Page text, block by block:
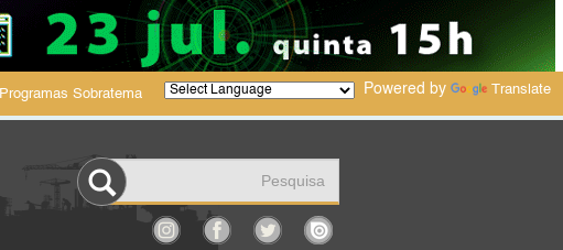
Programas Sobratema Powered by Translate